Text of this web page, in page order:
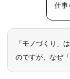
仕事
「モノづくり」
のですが、なぜ